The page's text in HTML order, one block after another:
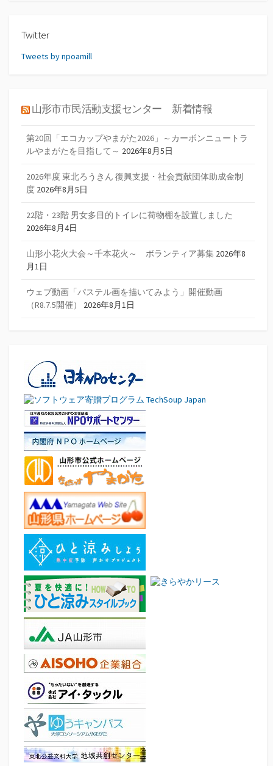
Twitter
Tweets by npoamill
山形市市民活動支援センター 新着情報
第20回「エコカップやまがた2026」～カーボンニュートラ
ルやまがたを目指して～ 2026年8月5日
2026年度 東北ろうきん 復興支援・社会貢献団体助成金制
度 2026年8月5日
22階・23階 男女多目的トイレに荷物棚を設置しました
2026年8月4日
山形小花火大会～千本花火～ ボランティア募集 2026年8
月1日
ウェブ動画「パステル画を描いてみよう」開催動画
（R8.7.5開催）
2026年8月1日